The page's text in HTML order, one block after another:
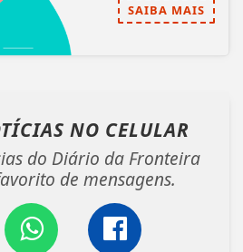
SAIBA MAIS
NO CELULAR
do Diário da Fronteira
de mensagens.